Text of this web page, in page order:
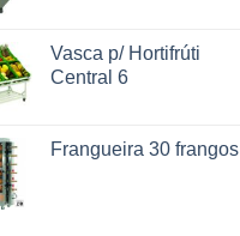
Vasca p/ Hortifrúti
Central 6
Frangueira 30 frangos